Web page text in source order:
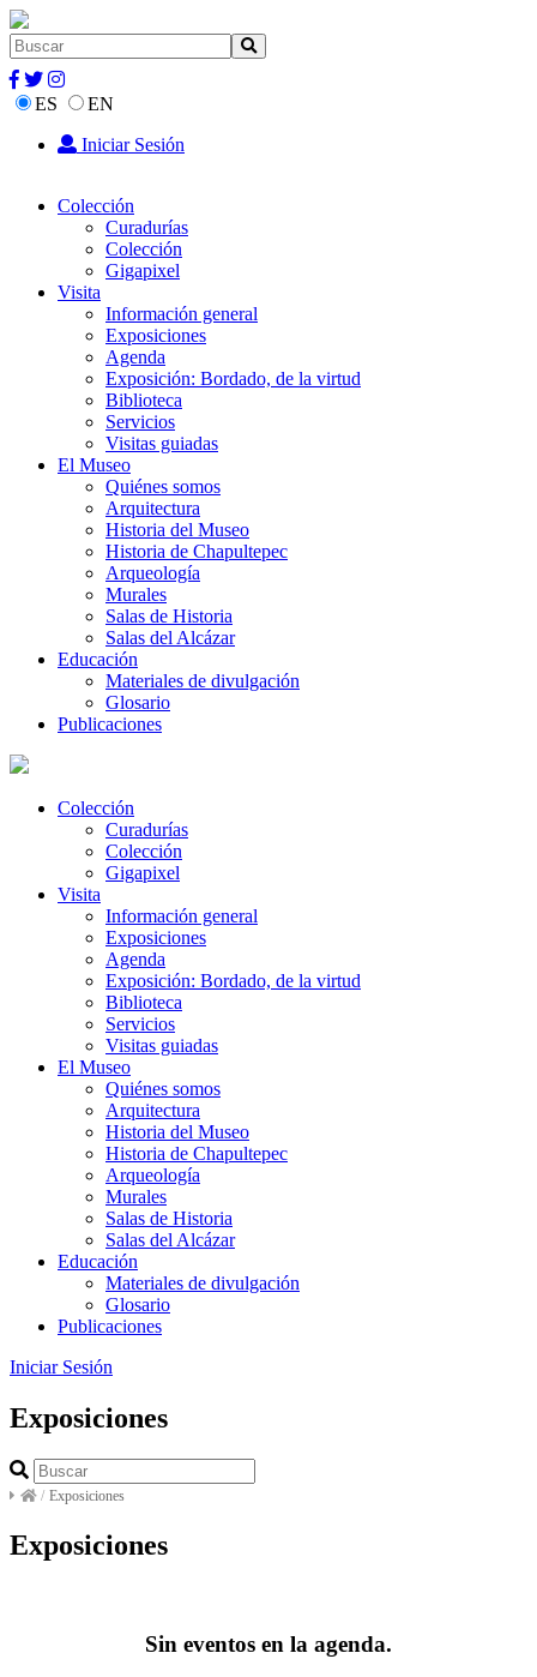
ES
EN
Iniciar Sesión
Colección
Curadurías
Colección
Gigapixel
Visita
Información general
Exposiciones
Agenda
Exposición: Bordado, de la virtud
Biblioteca
Servicios
Visitas guiadas
El Museo
Quiénes somos
Arquitectura
Historia del Museo
Historia de Chapultepec
Arqueología
Murales
Salas de Historia
Salas del Alcázar
Educación
Materiales de divulgación
Glosario
Publicaciones
Colección
Curadurías
Colección
Gigapixel
Visita
Información general
Exposiciones
Agenda
Exposición: Bordado, de la virtud
Biblioteca
Servicios
Visitas guiadas
El Museo
Quiénes somos
Arquitectura
Historia del Museo
Historia de Chapultepec
Arqueología
Murales
Salas de Historia
Salas del Alcázar
Educación
Materiales de divulgación
Glosario
Publicaciones
Iniciar Sesión
Exposiciones
/ Exposiciones
Exposiciones
Sin eventos en la agenda.